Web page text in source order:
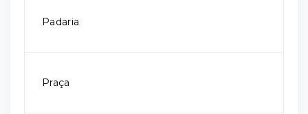
Padaria
Praça